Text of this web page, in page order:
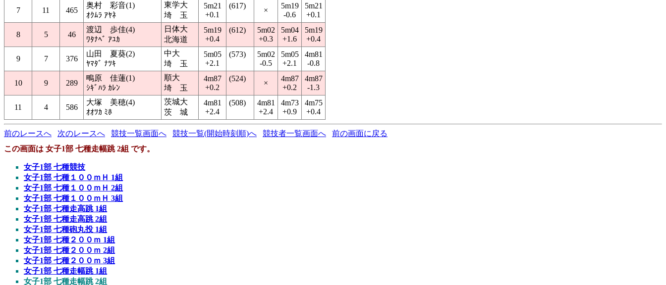
7 11 465
奥村 彩音(1)
ｵｸﾑﾗ ｱﾔﾈ
東学大
埼 玉
5m21
+0.1
(617)
×
5m19
-0.6
5m21
+0.1
8 5 46
渡辺 歩佳(4)
ﾜﾀﾅﾍﾞ ｱﾕｶ
日体大
北海道
5m19
+0.4
(612)
5m02
+0.3
5m04
+1.6
5m19
+0.4
9 7 376
山田 夏葵(2)
ﾔﾏﾀﾞ ﾅﾂｷ
中大
埼 玉
5m05
+2.1
(573)
5m02
-0.5
5m05
+2.1
4m81
-0.8
10 9 289
鴫原 佳蓮(1)
ｼｷﾞﾊﾗ ｶﾚﾝ
順大
埼 玉
4m87
+0.2
(524)
×
4m87
+0.2
4m87
-1.3
11 4 586
大塚 美穂(4)
ｵｵﾂｶ ﾐﾎ
茨城大
茨 城
4m81
+2.4
(508)
4m81
+2.4
4m73
+0.9
4m75
+0.4
前のレースへ 次のレースへ 競技一覧画面へ 競技一覧(開始時刻順)へ 競技者一覧画面へ
前の画面に戻る
この画面は 女子1部 七種走幅跳 2組 です。
女子1部 七種競技
女子1部 七種１００ｍＨ 1組
女子1部 七種１００ｍＨ 2組
女子1部 七種１００ｍＨ 3組
女子1部 七種走高跳 1組
女子1部 七種走高跳 2組
女子1部 七種砲丸投 1組
女子1部 七種２００ｍ 1組
女子1部 七種２００ｍ 2組
女子1部 七種２００ｍ 3組
女子1部 七種走幅跳 1組
女子1部 七種走幅跳 2組